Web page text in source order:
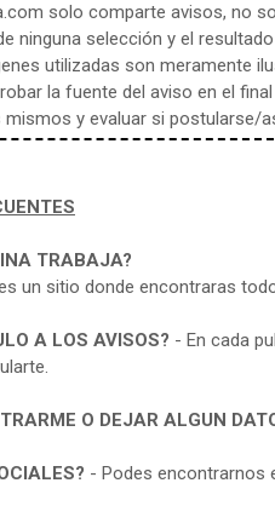
solo comparte avisos, no
ninguna selección y el
utilizadas son meramente
la fuente del aviso en el
y evaluar si postularse/
TRABAJA?
un sitio donde encontraras
A LOS AVISOS? - En cada
O DEJAR ALGUN
- Podes encontrarnos